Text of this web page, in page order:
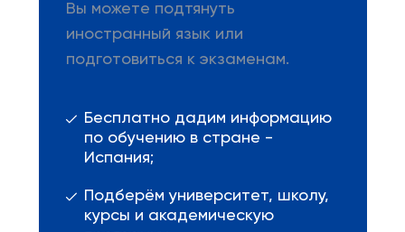
Вы можете подтянуть
иностранный язык или
подготовиться к экзаменам.
Бесплатно дадим информацию
по обучению в стране -
Испания;
Подберём университет, школу,
курсы и академическую